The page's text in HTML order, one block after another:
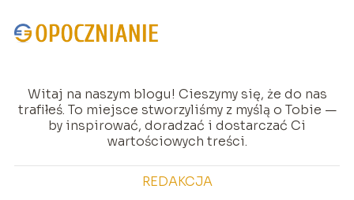
Witaj na naszym blogu! Cieszymy się, że do nas
trafiłeś. To miejsce stworzyliśmy z myślą o Tobie —
by inspirować, doradzać i dostarczać Ci
wartościowych treści.
REDAKCJA